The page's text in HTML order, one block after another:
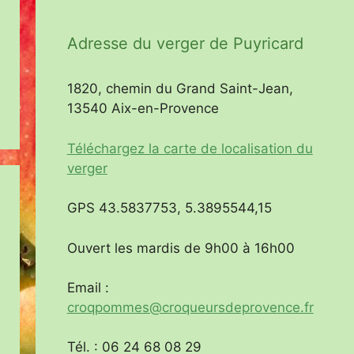
Adresse du verger de Puyricard
1820, chemin du Grand Saint-Jean,
13540 Aix-en-Provence
Téléchargez la carte de localisation du
verger
GPS 43.5837753, 5.3895544,15
Ouvert les mardis de 9h00 à 16h00
Email :
croqpommes@croqueursdeprovence.fr
Tél. : 06 24 68 08 29